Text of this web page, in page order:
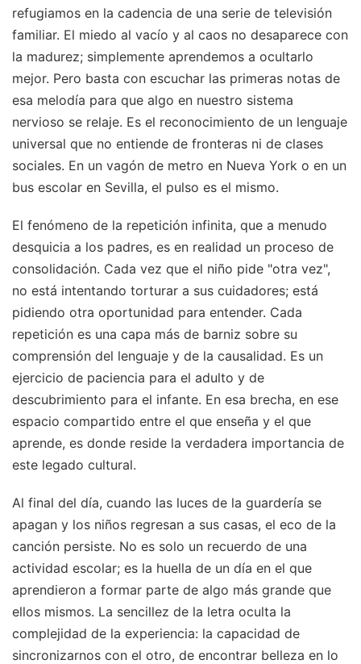
refugiamos en la cadencia de una serie de televisión
familiar. El miedo al vacío y al caos no desaparece con
la madurez; simplemente aprendemos a ocultarlo
mejor. Pero basta con escuchar las primeras notas de
esa melodía para que algo en nuestro sistema
nervioso se relaje. Es el reconocimiento de un lenguaje
universal que no entiende de fronteras ni de clases
sociales. En un vagón de metro en Nueva York o en un
bus escolar en Sevilla, el pulso es el mismo.
El fenómeno de la repetición infinita, que a menudo
desquicia a los padres, es en realidad un proceso de
consolidación. Cada vez que el niño pide "otra vez",
no está intentando torturar a sus cuidadores; está
pidiendo otra oportunidad para entender. Cada
repetición es una capa más de barniz sobre su
comprensión del lenguaje y de la causalidad. Es un
ejercicio de paciencia para el adulto y de
descubrimiento para el infante. En esa brecha, en ese
espacio compartido entre el que enseña y el que
aprende, es donde reside la verdadera importancia de
este legado cultural.
Al final del día, cuando las luces de la guardería se
apagan y los niños regresan a sus casas, el eco de la
canción persiste. No es solo un recuerdo de una
actividad escolar; es la huella de un día en el que
aprendieron a formar parte de algo más grande que
ellos mismos. La sencillez de la letra oculta la
complejidad de la experiencia: la capacidad de
sincronizarnos con el otro, de encontrar belleza en lo